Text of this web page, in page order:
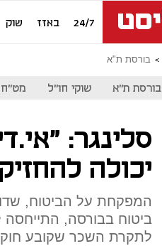
24/7 באזז שוק
בורסת ת"א
בורסת ת"א שוקי חו"ל מט"ח
סלינגר:
יכולה
המפקחת על הביטוח,
ביטוח בבורסה,
לתקרת השכר שקובע חוק